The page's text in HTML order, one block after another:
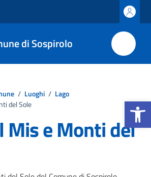
Apri la
di Sospirolo
/ Luoghi / Lago
del Sole
Mis e Monti del